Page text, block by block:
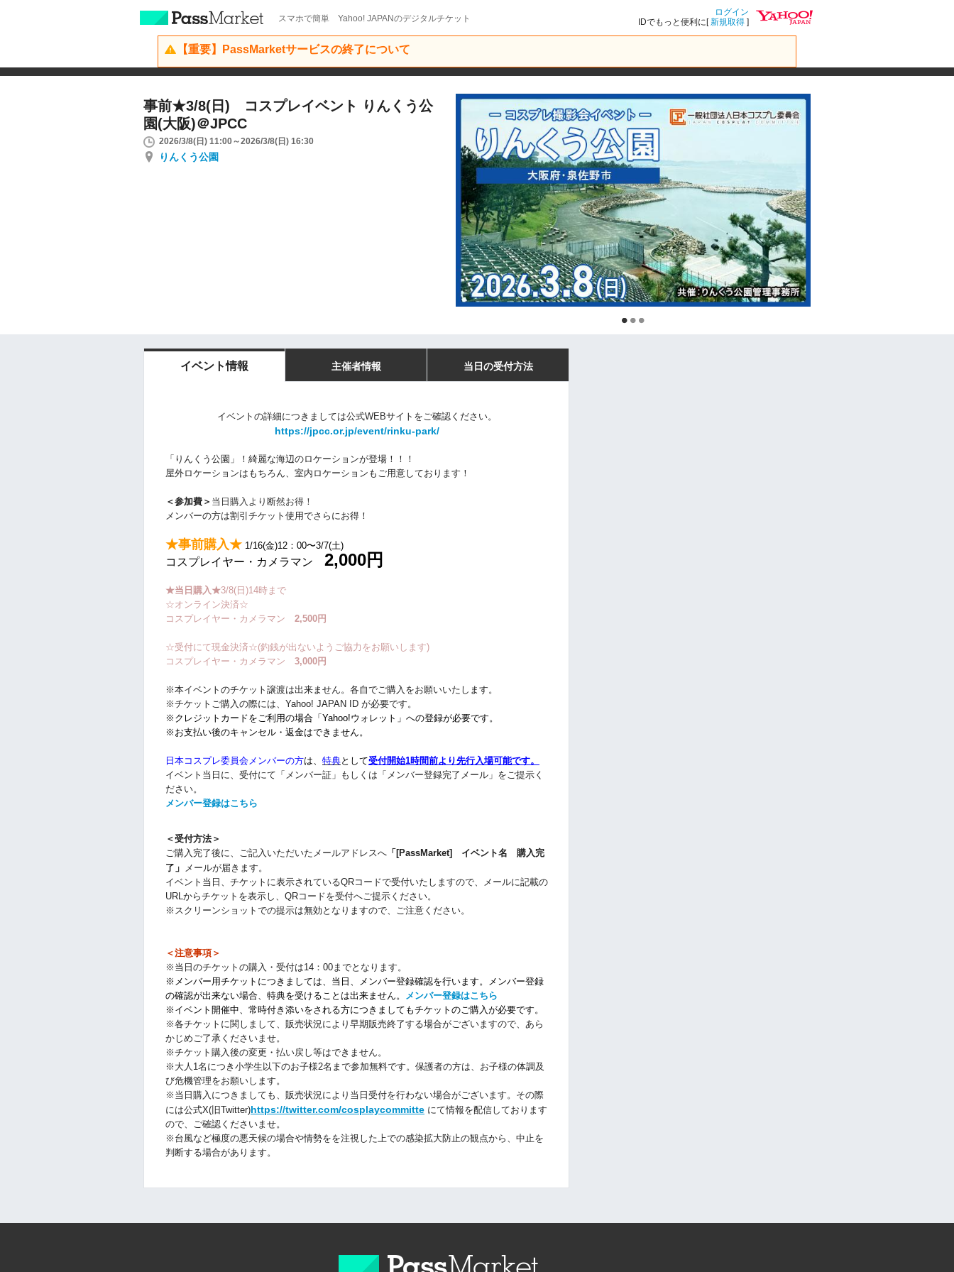
スマホで簡単 Yahoo! JAPANのデジタルチケット
ログイン
IDでもっと便利に[新規取得 ]
【重要】PassMarketサービスの終了について
事前★3/8(日) コスプレイベント りんくう公
園(大阪)＠JPCC
2026/3/8(日) 11:00～2026/3/8(日) 16:30
りんくう公園
イベント情報 主催者情報 当日の受付方法
イベントの詳細につきましては公式WEBサイトをご確認ください。
https://jpcc.or.jp/event/rinku-park/
「りんくう公園」！ 綺麗な海辺のロケーションが登場！！！
屋外ロケーションはもちろん、室内ロケーションもご用意しております！
＜参加費＞ 当日購入より断然お得！
メンバーの方は割引チケット使用でさらにお得！
★事前購入★ 1/16(金)12：00〜3/7(土)
コスプレイヤー・カメラマン 2,000円
★当日購入★3/8(日)14時まで
☆オンライン決済☆
コスプレイヤー・カメラマン 2,500円
☆受付にて現金決済☆(釣銭が出ないようご協力をお願いします)
コスプレイヤー・カメラマン 3,000円
※本イベントのチケット譲渡は出来ません。各自でご購入をお願いいたします。
※チケットご購入の際には、Yahoo! JAPAN ID が必要です。
※クレジットカードをご利用の場合「Yahoo!ウォレット」への登録が必要です。
※お支払い後のキャンセル・返金はできません。
日本コスプレ委員会メンバーの方は、 特典として受付開始1時間前より先行入場可能です。
イベント当日に、受付にて「メンバー証」もしくは「メンバー登録完了メール」をご提示く
ださい。
メンバー登録はこちら
＜受付方法＞
ご購入完了後に、
ご記入いただいたメールアドレスへ 「[PassMarket] イベント名 購入完
了 」 メールが届きます。
イベント当日、チケットに表示されているQRコードで受付いたしますので、メールに記載の
URLからチケットを表示し、QRコードを受付へご提示ください。
※スクリーンショットでの提示は無効となりますので、ご注意ください。
＜注意事項＞
※当日のチケットの購入・受付は14：00までとなります。
※メンバー用チケットにつきましては、当日、メンバー登録確認を行います。メンバー登録
の確認が出来ない場合、特典を受けることは出来ません。
メンバー登録はこちら
※イベント開催中、常時付き添いをされる方につきましてもチケットのご購入が必要です。
※各チケットに関しまして、販売状況により早期販売終了する場合がございますので、あら
かじめご了承くださいませ。
※チケット購入後の変更・払い戻し等はできません。
※大人1名につき小学生 以下のお子様2名まで参加無料です。保護者の方は、お子様の体調及
び危機管理をお願いします。
※当日購入につきましても、販売状況により当日受付を行わない場合がございます。その際
には公式X(旧Twitter)https://twitter.com/cosplaycommitte にて情報を配信しております
ので、ご確認くださいませ。
※台風など極度の悪天候の場合や情勢をを注視した上での感染拡大防止の観点から、中止を
判断する場合があります。